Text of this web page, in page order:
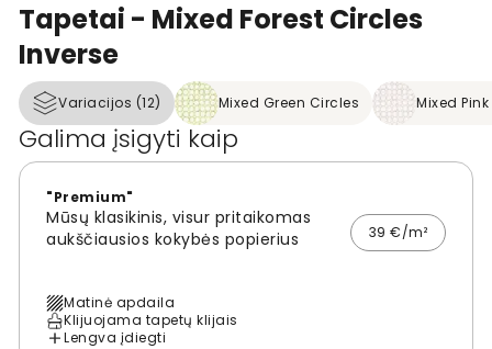
Tapetai - Mixed Forest Circles
Inverse
Variacijos (12) Mixed Green Circles Mixed
Galima įsigyti kaip
"Premium"
Mūsų klasikinis, visur pritaikomas
aukščiausios kokybės popierius
39 €/m²
Matinė apdaila
Klijuojama tapetų klijais
Lengva įdiegti